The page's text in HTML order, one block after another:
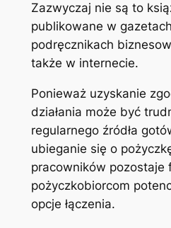
Zazwyczaj nie są to
publikowane w
podręcznikach
także w internecie.
Ponieważ uzyskanie
działania może być
regularnego źródła
ubieganie się o
pracowników pozostaje
pożyczkobiorcom
opcje łączenia.